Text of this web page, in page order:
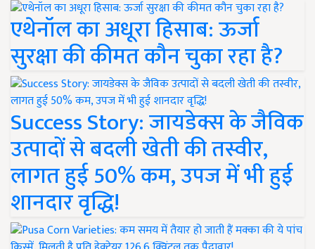
एथेनॉल का अधूरा हिसाब: ऊर्जा
सुरक्षा की कीमत कौन चुका रहा है?
Success Story: जायडेक्स के जैविक
उत्पादों से बदली खेती की तस्वीर,
लागत हुई 50% कम, उपज में भी हुई
शानदार वृद्धि!